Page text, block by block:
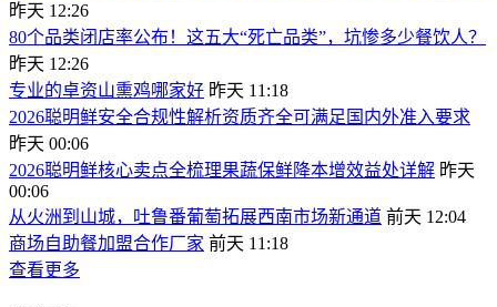
昨天 12:26
80个品类闭店率公布！这五大“死亡品类”，坑惨多少餐饮人？
昨天 12:26
专业的卓资山熏鸡哪家好 昨天 11:18
2026聪明鲜安全合规性解析资质齐全可满足国内外准入要求
昨天 00:06
2026聪明鲜核心卖点全梳理果蔬保鲜降本增效益处详解 昨天
00:06
从火洲到山城，吐鲁番葡萄拓展西南市场新通道 前天 12:04
商场自助餐加盟合作厂家 前天 11:18
查看更多